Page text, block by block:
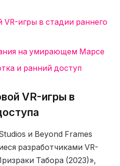
игры в стадии раннего
на умирающем Марсе
и ранний доступ
VR-игры в
и Beyond Frames
разработчиками VR-
Табора (2023)»,